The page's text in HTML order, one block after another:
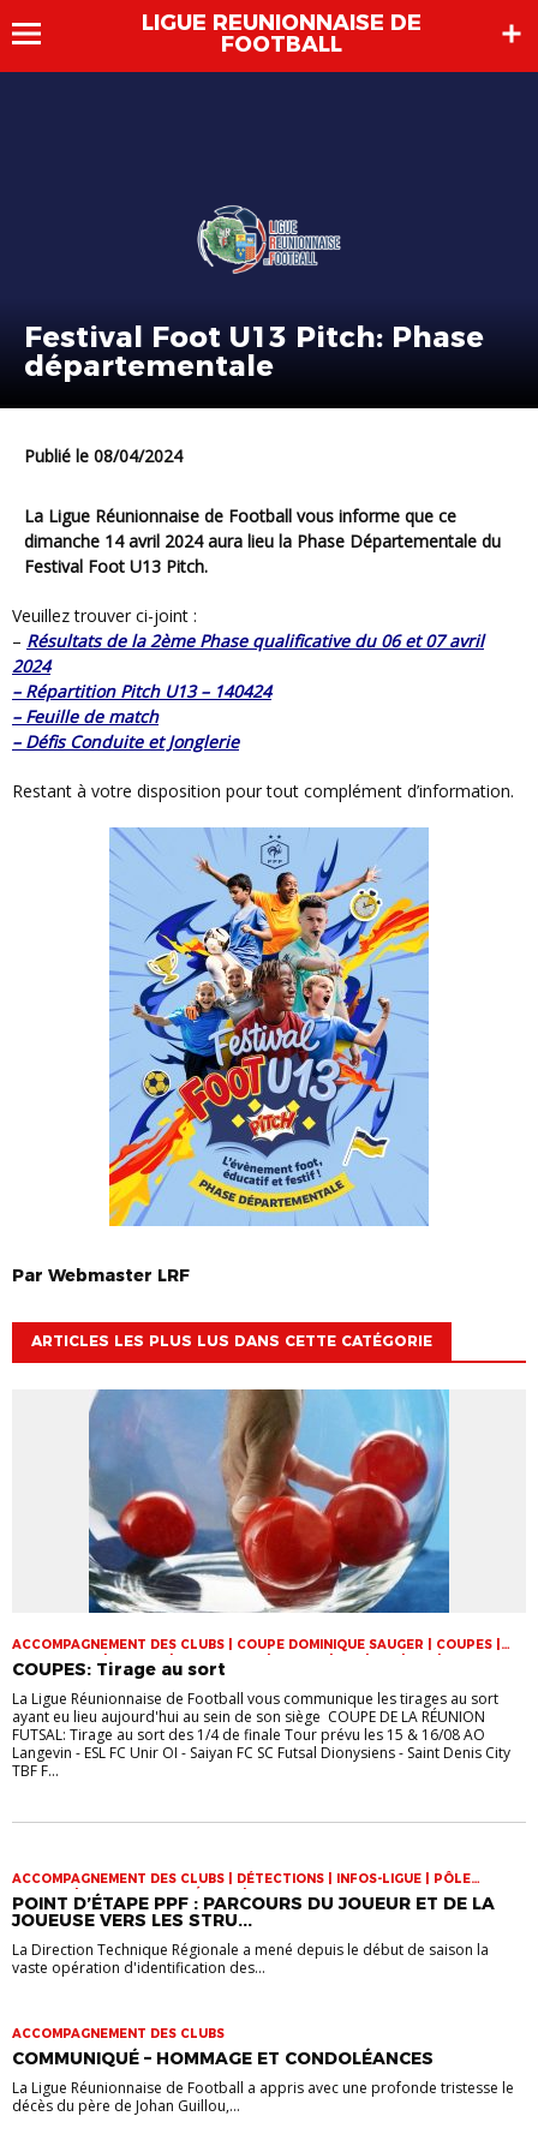
LIGUE REUNIONNAISE DE
FOOTBALL
Festival Foot U13 Pitch: Phase
départementale
Publié le 08/04/2024
La Ligue Réunionnaise de Football vous informe que ce
dimanche 14 avril 2024 aura lieu la Phase Départementale du
Festival Foot U13 Pitch.
Veuillez trouver ci-joint :
– Résultats de la 2ème Phase qualificative du 06 et 07 avril
2024
– Répartition Pitch U13 – 140424
– Feuille de match
– Défis Conduite et Jonglerie
Restant à votre disposition pour tout complément d’information.
Par Webmaster LRF
ARTICLES LES PLUS LUS DANS CETTE CATÉGORIE
ACCOMPAGNEMENT DES CLUBS | COUPE DOMINIQUE SAUGER | COUPES |
FOOT LOISIR | FUTSAL | INFOS-LIGUE | JEUNES | U14 | U15 | U17 | VIE DES
CLUBS
COUPES: Tirage au sort
La Ligue Réunionnaise de Football vous communique les tirages au sort
ayant eu lieu aujourd'hui au sein de son siège COUPE DE LA RÉUNION
FUTSAL: Tirage au sort des 1/4 de finale Tour prévu les 15 & 16/08 AO
Langevin - ESL FC Unir OI - Saiyan FC SC Futsal Dionysiens - Saint Denis City
TBF F...
ACCOMPAGNEMENT DES CLUBS | DÉTECTIONS | INFOS-LIGUE | PÔLE
ESPOIRS | SPORT-ETUDE FÉMININ | VIE DES CLUBS
POINT D’ÉTAPE PPF : PARCOURS DU JOUEUR ET DE LA
JOUEUSE VERS LES STRU...
La Direction Technique Régionale a mené depuis le début de saison la
vaste opération d'identification des...
ACCOMPAGNEMENT DES CLUBS
COMMUNIQUÉ – HOMMAGE ET CONDOLÉANCES
La Ligue Réunionnaise de Football a appris avec une profonde tristesse le
décès du père de Johan Guillou,...